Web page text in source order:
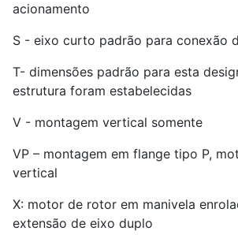
acionamento
S - eixo curto padrão para conexão
T- dimensões padrão para esta
estrutura foram estabelecidas
V - montagem vertical somente
VP – montagem em flange tipo P,
vertical
X: motor de rotor em manivela
extensão de eixo duplo